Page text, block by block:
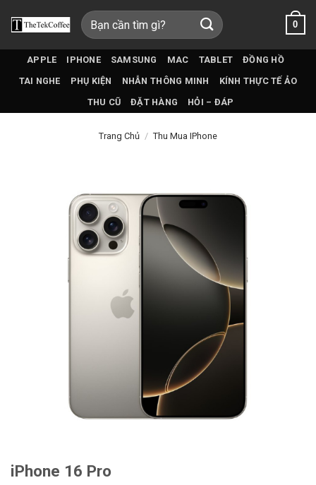
qua
Tìm
kiếm:
0
APPLE IPHONE SAMSUNG MAC TABLET
ĐỒNG HỒ
TAI NGHE
PHỤ KIỆN NHẪN THÔNG MINH
KÍNH THỰC TẾ ẢO
THU CŨ
ĐẶT HÀNG HỎI – ĐÁP
Trang Chủ / Thu Mua IPhone
iPhone 16 Pro